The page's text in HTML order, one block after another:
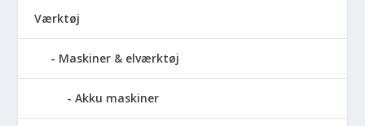
Værktøj
Maskiner & elværktøj
Akku maskiner